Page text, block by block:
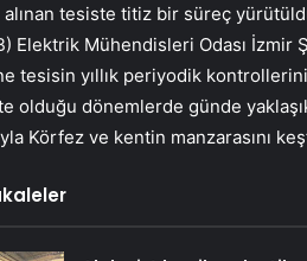
tesiste titiz bir süreç
Elektrik Mühendisleri Odası İzmir
tesisin yıllık periyodik
olduğu dönemlerde günde
Körfez ve kentin manzarasını